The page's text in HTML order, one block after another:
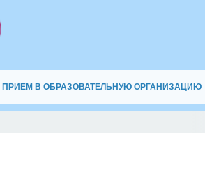
ПРИЕМ В ОБРАЗОВАТЕЛЬНУЮ ОРГАНИЗАЦИЮ